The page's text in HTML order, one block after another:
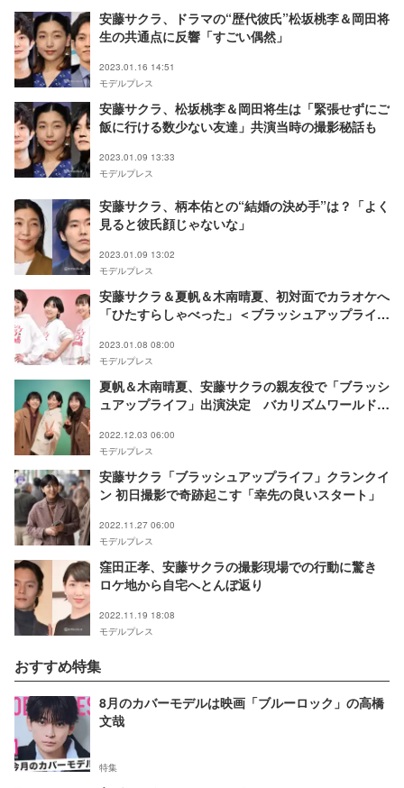
安藤サクラ、ドラマの“歴代彼氏”松坂桃李＆岡田将
生の共通点に反響「すごい偶然」
2023.01.16 14:51
モデルプレス
安藤サクラ、松坂桃李＆岡田将生は「緊張せずにご
飯に行ける数少ない友達」共演当時の撮影秘話も
2023.01.09 13:33
モデルプレス
安藤サクラ、柄本佑との“結婚の決め手”は？「よく
見ると彼氏顔じゃないな」
2023.01.09 13:02
モデルプレス
安藤サクラ＆夏帆＆木南晴夏、初対面でカラオケへ
「ひたすらしゃべった」＜ブラッシュアップライフ
2023.01.08 08:00
モデルプレス
夏帆＆木南晴夏、安藤サクラの親友役で「ブラッシ
ュアップライフ」出演決定 バカリズムワールドに
2022.12.03 06:00
モデルプレス
安藤サクラ「ブラッシュアップライフ」クランクイ
ン 初日撮影で奇跡起こす「幸先の良いスタート」
2022.11.27 06:00
モデルプレス
窪田正孝、安藤サクラの撮影現場での行動に驚き
ロケ地から自宅へとんぼ返り
2022.11.19 18:08
モデルプレス
おすすめ特集
8月のカバーモデルは映画「ブルーロック」の高橋
文哉
特集